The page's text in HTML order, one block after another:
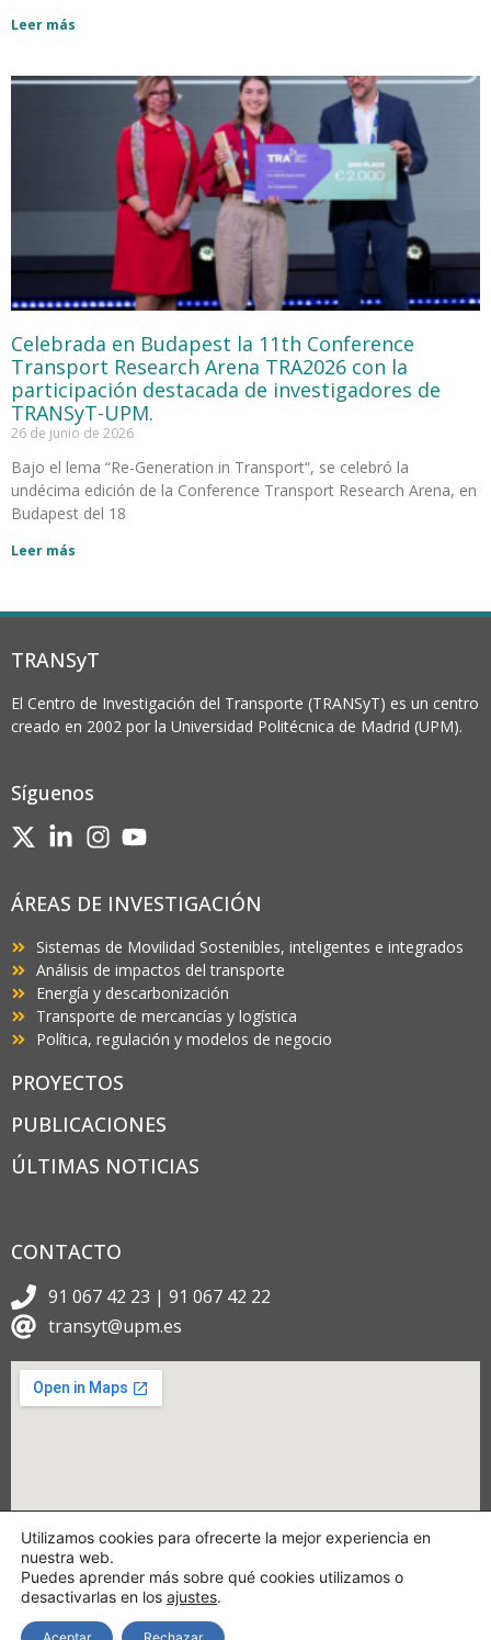
Leer más
Celebrada en Budapest la 11th Conference
Transport Research Arena TRA2026 con la
participación destacada de investigadores de
TRANSyT-UPM.
26 de junio de 2026
Bajo el lema “Re-Generation in Transport“, se celebró la
undécima edición de la Conference Transport Research Arena, en
Budapest del 18
Leer más
TRANSyT
El Centro de Investigación del Transporte (TRANSyT) es un centro
creado en 2002 por la Universidad Politécnica de Madrid (UPM).
Síguenos
ÁREAS DE INVESTIGACIÓN
Sistemas de Movilidad Sostenibles, inteligentes e integrados
Análisis de impactos del transporte
Energía y descarbonización
Transporte de mercancías y logística
Política, regulación y modelos de negocio
PROYECTOS
PUBLICACIONES
ÚLTIMAS NOTICIAS
CONTACTO
91 067 42 23 | 91 067 42 22
transyt@upm.es
Utilizamos cookies para ofrecerte la mejor experiencia en
nuestra web.
Puedes aprender más sobre qué cookies utilizamos o
desactivarlas en los ajustes.